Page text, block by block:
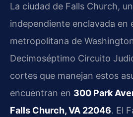
La ciudad de Falls Church,
independiente enclavada en
metropolitana de
Decimoséptimo Circuito
cortes que manejan estos
encuentran en 300 Park
Falls Church, VA 22046. El